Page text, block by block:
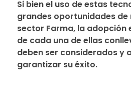
Si bien el uso de estas
grandes oportunidades de
sector Farma, la adopción
de cada una de ellas
deben ser considerados y
garantizar su éxito.